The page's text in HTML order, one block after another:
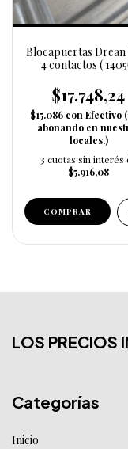
Blocapuertas
4 contactos (
$17.748,24
$15.086 con Efectivo
abonando en
locales.)
3 cuotas sin interés
$5.916,08
LOS PRECIOS
Categorías
Inicio